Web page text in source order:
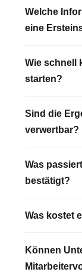
Welche
eine
Wie schnell
starten?
Sind die
verwertbar?
Was
bestätigt?
Was kostet
Können